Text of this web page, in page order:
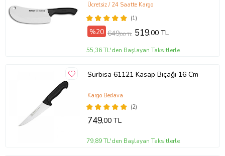
(1)
Ücretsiz / 24 Saatte Kargo
%20 649,00 TL 519,00 TL
55,36 TL'den Başlayan Taksitlerle
Sürbisa 61121 Kasap Bıçağı 16 Cm
(2)
Kargo Bedava
749,00 TL
79,89 TL'den Başlayan Taksitlerle